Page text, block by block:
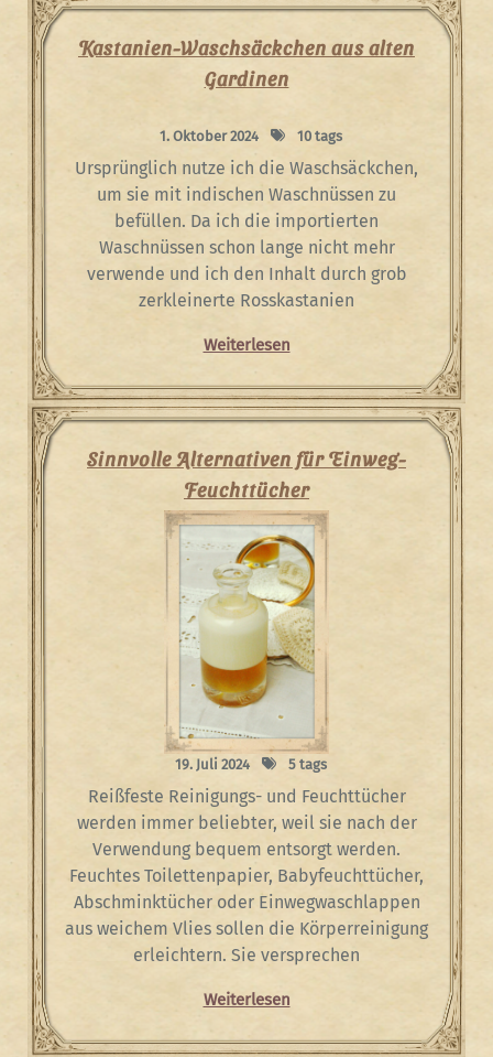
Kastanien-Waschsäckchen aus alten
Gardinen
1. Oktober 2024 10 tags
Ursprünglich nutze ich die Waschsäckchen,
um sie mit indischen Waschnüssen zu
befüllen. Da ich die importierten
Waschnüssen schon lange nicht mehr
verwende und ich den Inhalt durch grob
zerkleinerte Rosskastanien
Weiterlesen
Sinnvolle Alternativen für Einweg-
Feuchttücher
19. Juli 2024 5 tags
Reißfeste Reinigungs- und Feuchttücher
werden immer beliebter, weil sie nach der
Verwendung bequem entsorgt werden.
Feuchtes Toilettenpapier, Babyfeuchttücher,
Abschminktücher oder Einwegwaschlappen
aus weichem Vlies sollen die Körperreinigung
erleichtern. Sie versprechen
Weiterlesen